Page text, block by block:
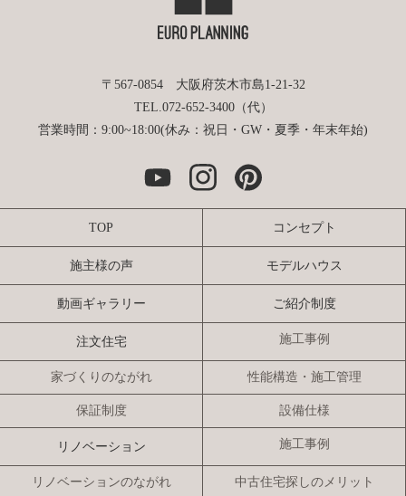
〒567-0854 大阪府茨木市島1-21-32
TEL.072-652-3400（代）
営業時間：9:00~18:00(休み：祝日・GW・夏季・年末年始)
TOP コンセプト
施主様の声 モデルハウス
動画ギャラリー ご紹介制度
注文住宅 施工事例
家づくりのながれ 性能構造・施工管理
保証制度 設備仕様
リノベーション 施工事例
リノベーションのながれ 中古住宅探しのメリット